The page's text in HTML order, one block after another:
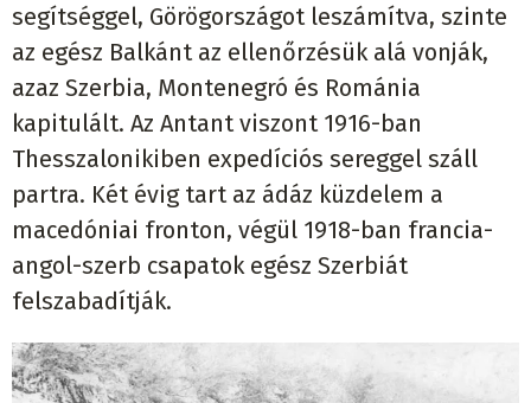
segítséggel, Görögországot leszámítva, szinte
az egész Balkánt az ellenőrzésük alá vonják,
azaz Szerbia, Montenegró és Románia
kapitulált. Az Antant viszont 1916-ban
Thesszalonikiben expedíciós sereggel száll
partra. Két évig tart az ádáz küzdelem a
macedóniai fronton, végül 1918-ban francia-
angol-szerb csapatok egész Szerbiát
felszabadítják.